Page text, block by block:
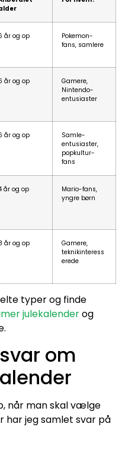
år og op
Pokemon-
fans, samlere
år og op
Gamere,
Nintendo-
entusiaster
år og op
Samle-
entusiaster,
popkultur-
fans
år og op
Mario-fans,
yngre børn
år og op
Gamere,
teknikinteress
erede
typer og finde
julekalenderog
om
når man skal vælge
har jeg samlet svar på